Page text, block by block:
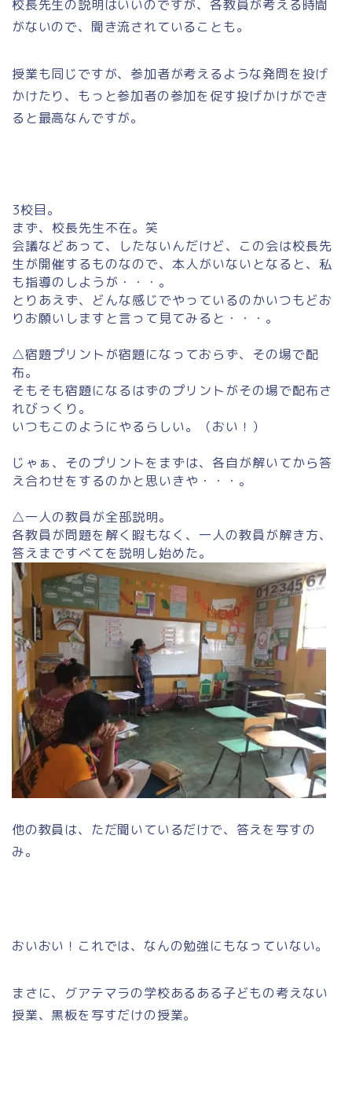
校長先生の説明はいいのですが、各教員が考える時間
がないので、聞き流されていることも。
授業も同じですが、参加者が考えるような発問を投げ
かけたり、もっと参加者の参加を促す投げかけができ
ると最高なんですが。
3校目。
まず、校長先生不在。笑
会議などあって、したないんだけど、この会は校長先
生が開催するものなので、本人がいないとなると、私
も指導のしようが・・・。
とりあえず、どんな感じでやっているのかいつもどお
りお願いしますと言って見てみると・・・。
△宿題プリントが宿題になっておらず、その場で配
布。
そもそも宿題になるはずのプリントがその場で配布さ
れびっくり。
いつもこのようにやるらしい。（おい！）
じゃぁ、そのプリントをまずは、各自が解いてから答
え合わせをするのかと思いきや・・・。
△一人の教員が全部説明。
各教員が問題を解く暇もなく、一人の教員が解き方、
答えまですべてを説明し始めた。
他の教員は、ただ聞いているだけで、答えを写すの
み。
おいおい！これでは、なんの勉強にもなっていない。
まさに、グアテマラの学校あるある子どもの考えない
授業、黒板を写すだけの授業。